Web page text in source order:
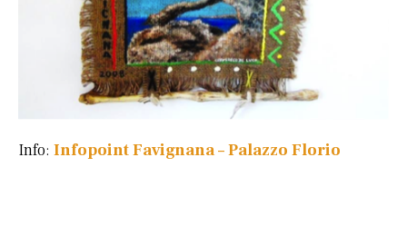
Info: Infopoint Favignana – Palazzo Florio